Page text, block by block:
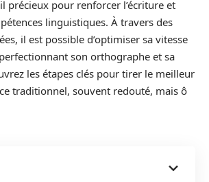
précieux pour renforcer l’écriture et
linguistiques. À travers des
il est possible d’optimiser sa vitesse
son orthographe et sa
les étapes clés pour tirer le meilleur
traditionnel, souvent redouté, mais ô